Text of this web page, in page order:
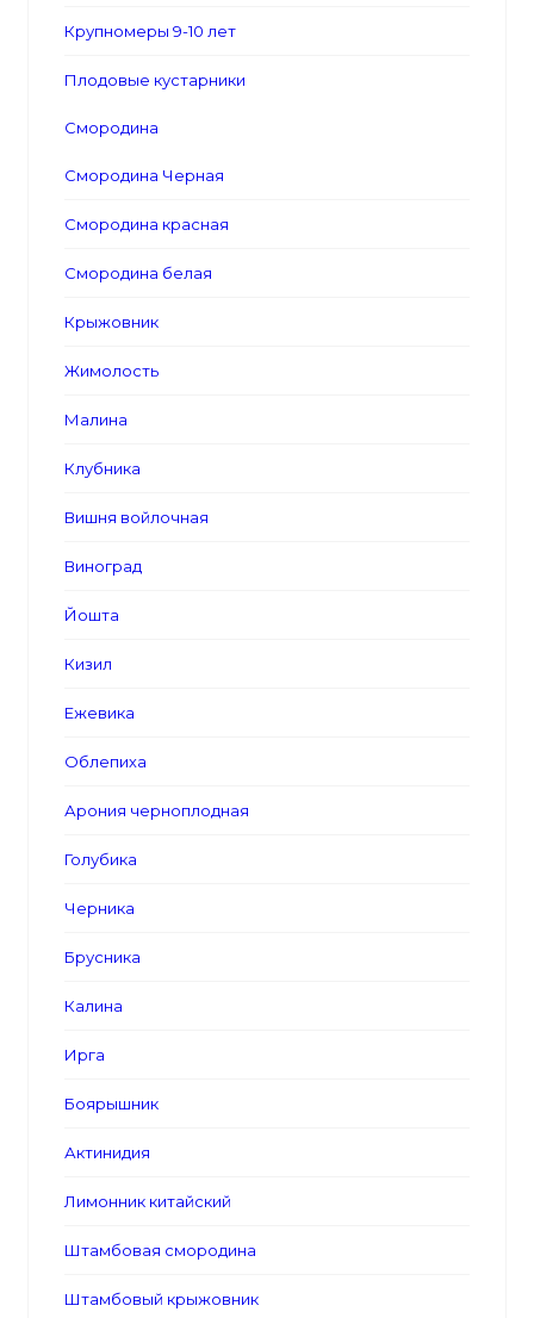
Крупномеры 9-10 лет
Плодовые кустарники
Смородина
Смородина Черная
Смородина красная
Смородина белая
Крыжовник
Жимолость
Малина
Клубника
Вишня войлочная
Виноград
Йошта
Кизил
Ежевика
Облепиха
Арония черноплодная
Голубика
Черника
Брусника
Калина
Ирга
Боярышник
Актинидия
Лимонник китайский
Штамбовая смородина
Штамбовый крыжовник